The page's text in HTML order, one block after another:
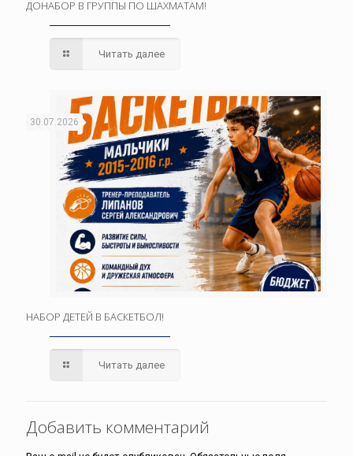
ДОНАБОР В ГРУППЫ ПО ШАХМАТАМ!
Читать далее
30.07.2026
НАБОР ДЕТЕЙ В БАСКЕТБОЛ!
Читать далее
Добавить комментарий